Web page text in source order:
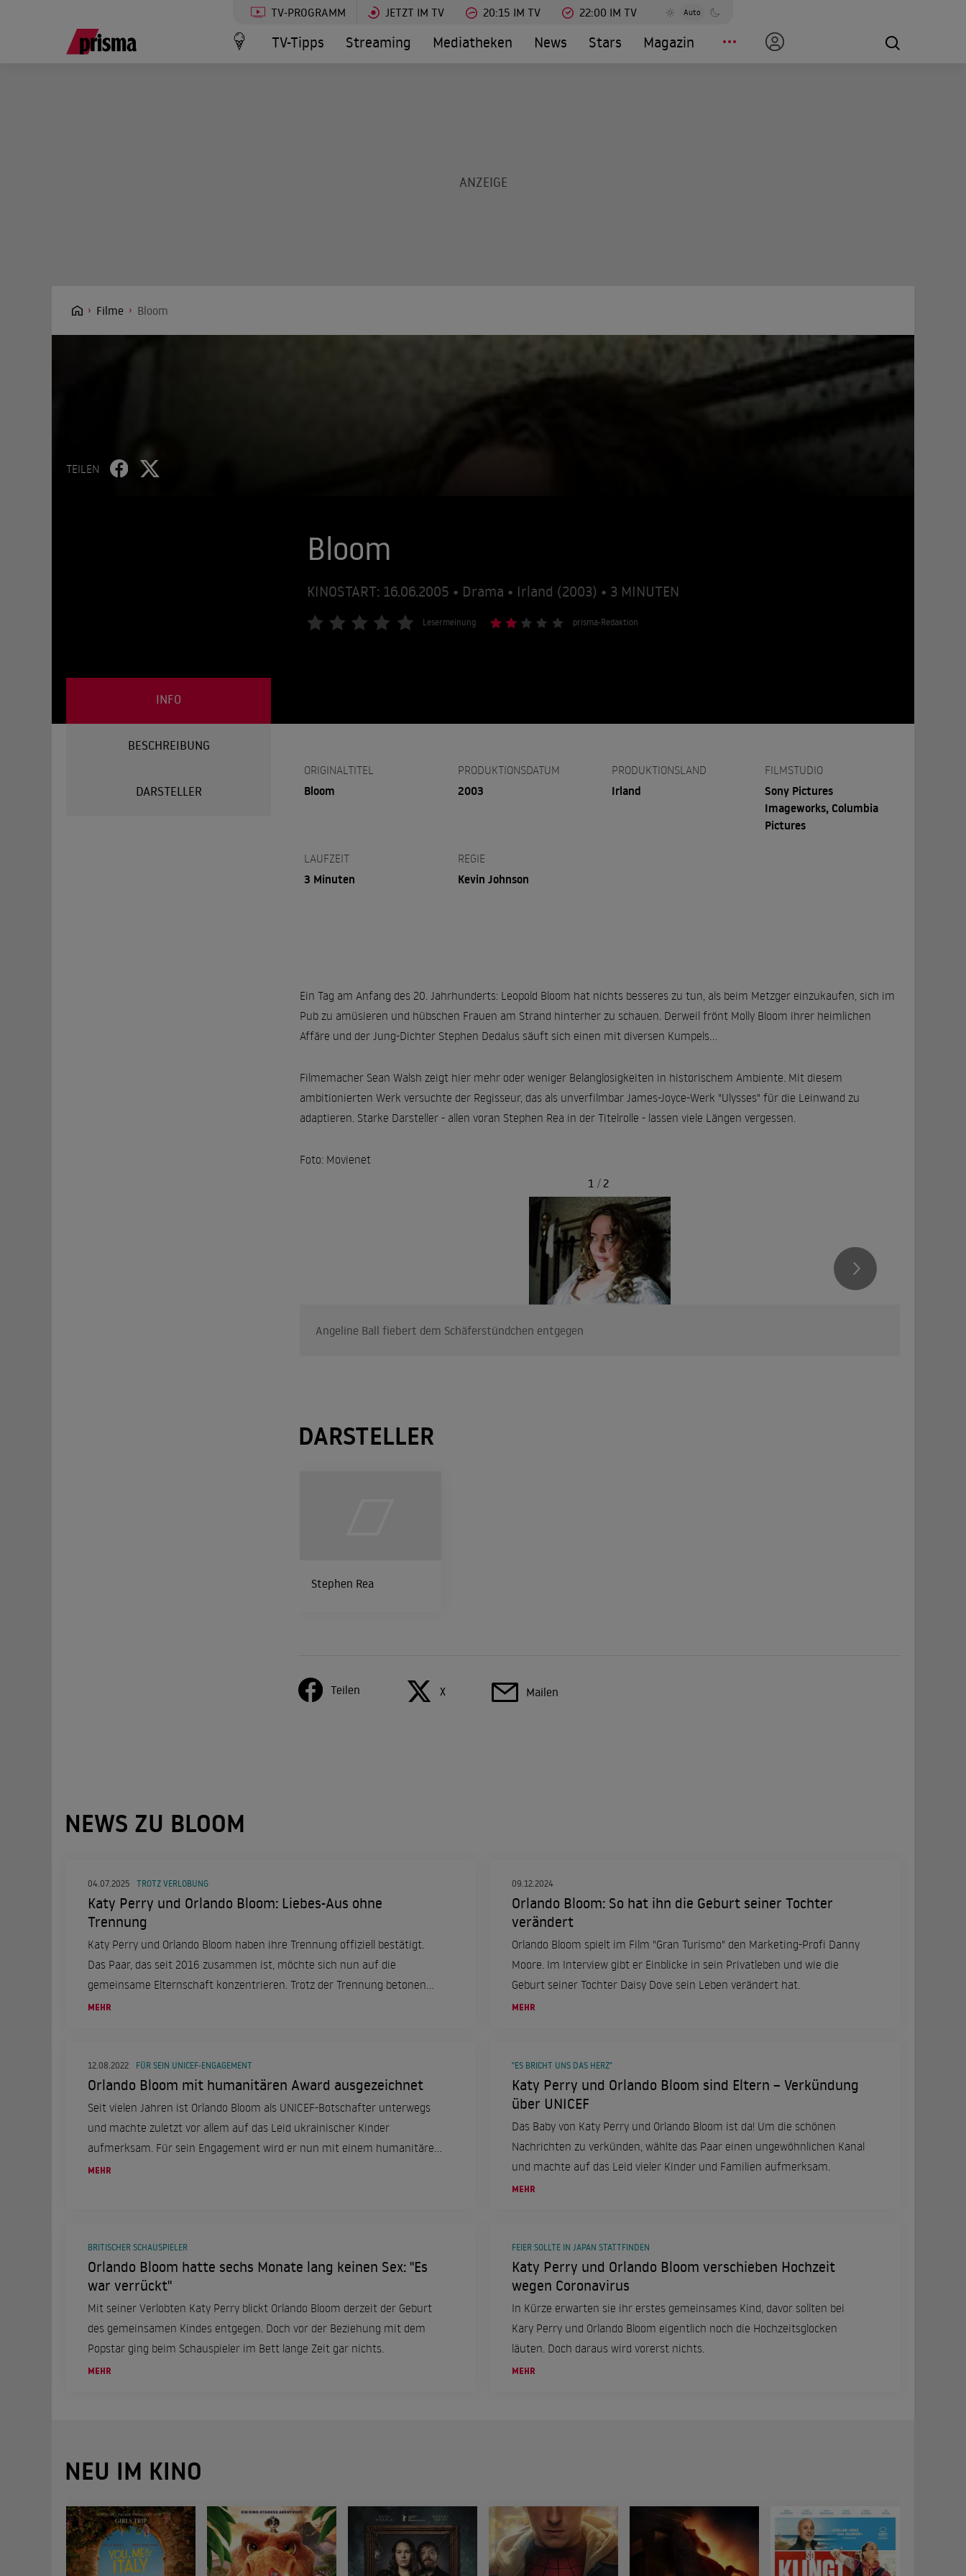
TV-PROGRAMM JETZT IM TV 20:15 IM TV 22:00 IM TV Auto
TV-Tipps Streaming Mediatheken News Stars Magazin
Filme Bloom
TEILEN
Bloom
KINOSTART: 16.06.2005 • Drama • Irland (2003) • 3 MINUTEN
Lesermeinung prisma-Redaktion
INFO
BESCHREIBUNG
DARSTELLER
ORIGINALTITEL
Bloom
PRODUKTIONSDATUM
2003
PRODUKTIONSLAND
Irland
FILMSTUDIO
Sony Pictures
Imageworks, Columbia
Pictures
LAUFZEIT
3 Minuten
REGIE
Kevin Johnson
Ein Tag am Anfang des 20. Jahrhunderts: Leopold Bloom hat nichts besseres zu tun, als beim Metzger einzukaufen, sich im
Pub zu amüsieren und hübschen Frauen am Strand hinterher zu schauen. Derweil frönt Molly Bloom ihrer heimlichen
Affäre und der Jung-Dichter Stephen Dedalus säuft sich einen mit diversen Kumpels...
Filmemacher Sean Walsh zeigt hier mehr oder weniger Belanglosigkeiten in historischem Ambiente. Mit diesem
ambitionierten Werk versuchte der Regisseur, das als unverfilmbar James-Joyce-Werk "Ulysses" für die Leinwand zu
adaptieren. Starke Darsteller - allen voran Stephen Rea in der Titelrolle - lassen viele Längen vergessen.
Foto: Movienet
Angeline Ball fiebert dem Schäferstündchen entgegen
1 / 2
DARSTELLER
Stephen Rea
Teilen X Mailen
NEWS ZU BLOOM
04.07.2025 TROTZ VERLOBUNG
Katy Perry und Orlando Bloom: Liebes-Aus ohne
Trennung
Katy Perry und Orlando Bloom haben ihre Trennung offiziell bestätigt.
Das Paar, das seit 2016 zusammen ist, möchte sich nun auf die
gemeinsame Elternschaft konzentrieren. Trotz der Trennung betonen
beide, dass die Erziehung ihrer Tochter Daisy Dove oberste Priorität hat.
MEHR
09.12.2024
Orlando Bloom: So hat ihn die Geburt seiner Tochter
verändert
Orlando Bloom spielt im Film "Gran Turismo" den Marketing-Profi Danny
Moore. Im Interview gibt er Einblicke in sein Privatleben und wie die
Geburt seiner Tochter Daisy Dove sein Leben verändert hat.
MEHR
12.08.2022 FÜR SEIN UNICEF-ENGAGEMENT
Orlando Bloom mit humanitären Award ausgezeichnet
Seit vielen Jahren ist Orlando Bloom als UNICEF-Botschafter unterwegs
und machte zuletzt vor allem auf das Leid ukrainischer Kinder
aufmerksam. Für sein Engagement wird er nun mit einem humanitären
Award der "Location Managers Guild International"-Gruppe geehrt.
MEHR
"ES BRICHT UNS DAS HERZ"
Katy Perry und Orlando Bloom sind Eltern – Verkündung
über UNICEF
Das Baby von Katy Perry und Orlando Bloom ist da! Um die schönen
Nachrichten zu verkünden, wählte das Paar einen ungewöhnlichen Kanal
und machte auf das Leid vieler Kinder und Familien aufmerksam.
MEHR
BRITISCHER SCHAUSPIELER
Orlando Bloom hatte sechs Monate lang keinen Sex: "Es
war verrückt"
Mit seiner Verlobten Katy Perry blickt Orlando Bloom derzeit der Geburt
des gemeinsamen Kindes entgegen. Doch vor der Beziehung mit dem
Popstar ging beim Schauspieler im Bett lange Zeit gar nichts.
MEHR
FEIER SOLLTE IN JAPAN STATTFINDEN
Katy Perry und Orlando Bloom verschieben Hochzeit
wegen Coronavirus
In Kürze erwarten sie ihr erstes gemeinsames Kind, davor sollten bei
Kary Perry und Orlando Bloom eigentlich noch die Hochzeitsglocken
läuten. Doch daraus wird vorerst nichts.
MEHR
NEU IM KINO